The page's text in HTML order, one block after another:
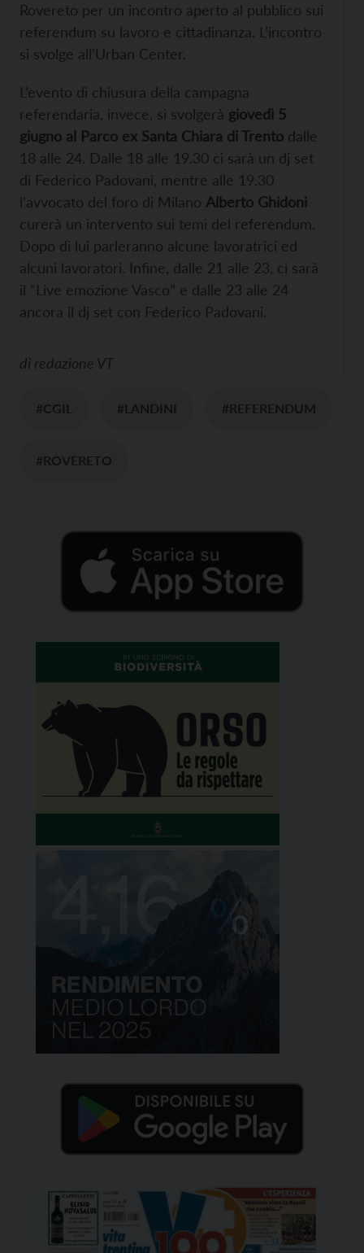
Rovereto per un incontro aperto al pubblico sui
referendum su lavoro e cittadinanza. L’incontro
si svolge all’Urban Center.
L’evento di chiusura della campagna
referendaria, invece, si svolgerà giovedì 5
giugno al Parco ex Santa Chiara di Trento dalle
18 alle 24. Dalle 18 alle 19.30 ci sarà un dj set
di Federico Padovani, mentre alle 19.30
l’avvocato del foro di Milano Alberto Ghidoni
curerà un intervento sui temi del referendum.
Dopo di lui parleranno alcune lavoratrici ed
alcuni lavoratori. Infine, dalle 21 alle 23, ci sarà
il “Live emozione Vasco” e dalle 23 alle 24
ancora il dj set con Federico Padovani.
di redazione VT
#CGIL #LANDINI #REFERENDUM
#ROVERETO